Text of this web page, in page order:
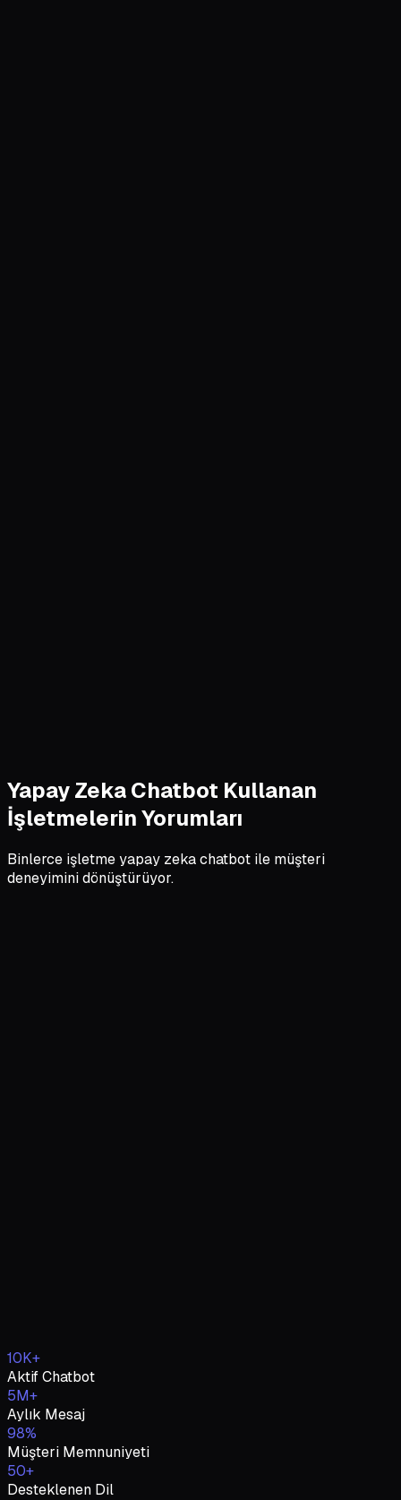
Yapay Zeka Chatbot Kullanan
İşletmelerin Yorumları
Binlerce işletme yapay zeka chatbot ile müşteri
deneyimini dönüştürüyor.
Emlak Danışmanı
10K+
Aktif Chatbot
5M+
Aylık Mesaj
98%
Müşteri Memnuniyeti
50+
Desteklenen Dil